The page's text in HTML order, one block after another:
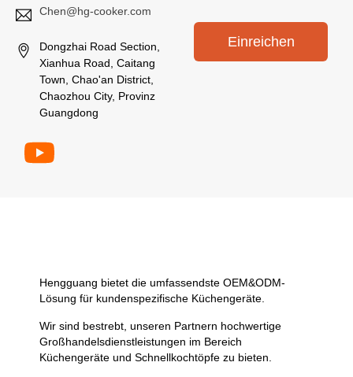
Chen@hg-cooker.com
Dongzhai Road Section,
Xianhua Road, Caitang
Town, Chao'an District,
Chaozhou City, Provinz
Guangdong
Einreichen
Hengguang bietet die umfassendste OEM&ODM-
Lösung für kundenspezifische Küchengeräte.
Wir sind bestrebt, unseren Partnern hochwertige
Großhandelsdienstleistungen im Bereich
Küchengeräte und Schnellkochtöpfe zu bieten.